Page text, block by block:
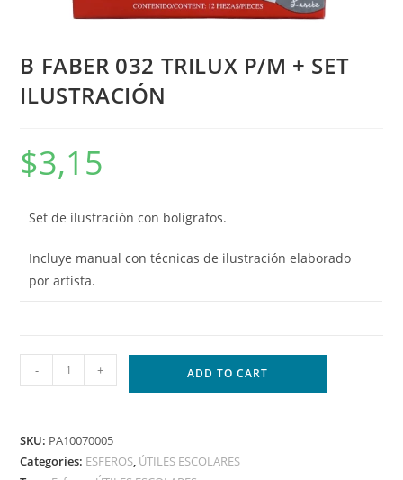
B FABER 032 TRILUX P/M + SET
ILUSTRACIÓN
$3,15
Set de ilustración con bolígrafos.
Incluye manual con técnicas de ilustración elaborado
por artista.
- + ADD TO CART
SKU: PA10070005
Categories: ESFEROS, ÚTILES ESCOLARES